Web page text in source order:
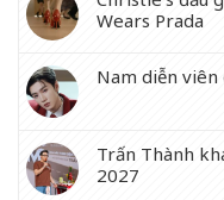
Wears Prada
Nam diễn
Trấn Thành
2027